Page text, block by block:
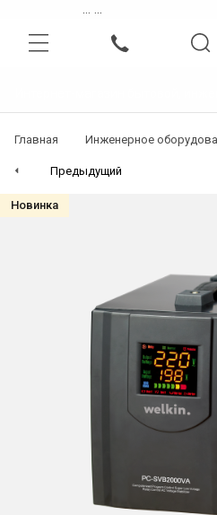
... ...
Главная Инженерное
Предыдущий
Новинка